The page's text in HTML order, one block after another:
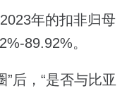
年的扣非归母
89.92%。
”后，“是否与比亚